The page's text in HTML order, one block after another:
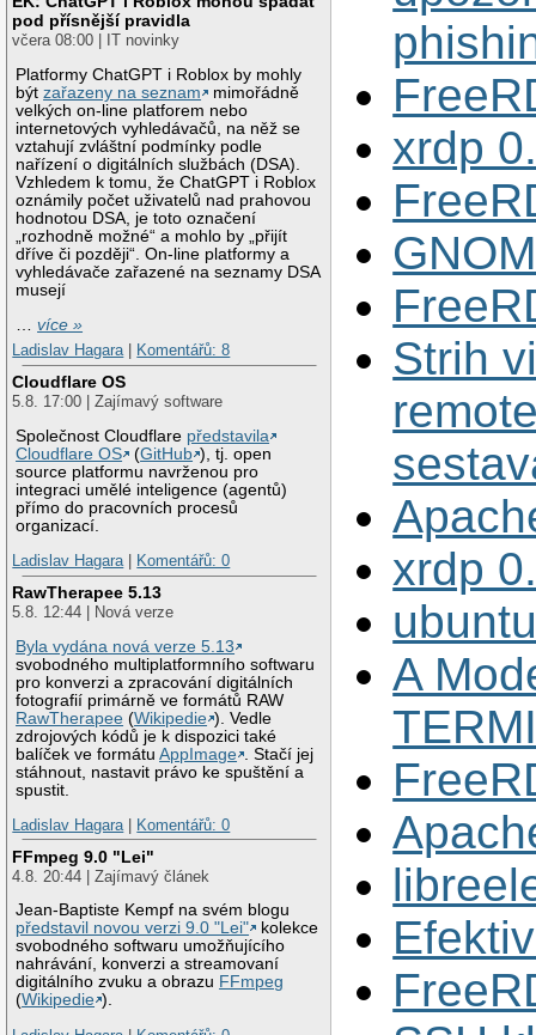
pod přísnější pravidla
včera 08:00 | IT novinky
Platformy ChatGPT i Roblox by mohly
býtzařazeny na seznam
mimořádně
velkých on-line platforem nebo
internetových vyhledávačů, na něž se
vztahují zvláštní podmínky podle
nařízení o digitálních službách (DSA).
Vzhledem k tomu, že ChatGPT i Roblox
oznámily počet uživatelů nad prahovou
hodnotou DSA, je toto označení
„rozhodně možné“ a mohlo by „přijít
dříve či později“. On-line platformy a
vyhledávače zařazené na seznamy DSA
musejí
…více »
Ladislav Hagara| Komentářů: 8
Cloudflare OS
5.8. 17:00 | Zajímavý software
Společnost Cloudflare představila
Cloudflare OS
(GitHub ), tj. open
source platformu navrženou pro
integraci umělé inteligence (agentů)
přímo do pracovních procesů
organizací.
Ladislav Hagara| Komentářů: 0
RawTherapee 5.13
5.8. 12:44 | Nová verze
Byla vydána nová verze 5.13
svobodného multiplatformního softwaru
pro konverzi a zpracování digitálních
fotografií primárně ve formátů RAW
RawTherapee (Wikipedie ). Vedle
zdrojových kódů je k dispozici také
balíček ve formátuAppImage
. Stačí jej
stáhnout, nastavit právo ke spuštění a
spustit.
Ladislav Hagara| Komentářů: 0
FFmpeg 9.0 "Lei"
4.8. 20:44 | Zajímavý článek
Jean-Baptiste Kempf na svém blogu
představil novou verzi 9.0 "Lei"
kolekce
svobodného softwaru umožňujícího
nahrávání, konverzi a streamovaní
digitálního zvuku a obrazu FFmpeg
(Wikipedie ).
xrdp
Strih
xrdp
A